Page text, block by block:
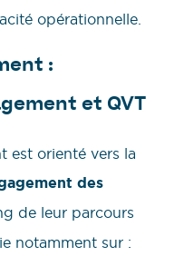
opérationnelle.
:
et QVT
est orienté vers la
des
de leur parcours
notamment sur :